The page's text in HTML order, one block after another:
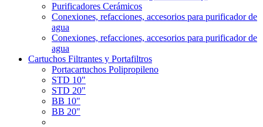
Purificadores Cerámicos
Conexiones, refacciones, accesorios para purificador de
agua
Conexiones, refacciones, accesorios para purificador de
agua
Cartuchos Filtrantes y Portafiltros
Portacartuchos Polipropileno
STD 10"
STD 20"
BB 10"
BB 20"